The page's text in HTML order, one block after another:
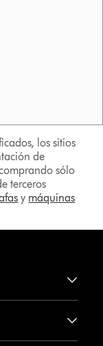
los sitios
de
sólo
terceros
y máquinas